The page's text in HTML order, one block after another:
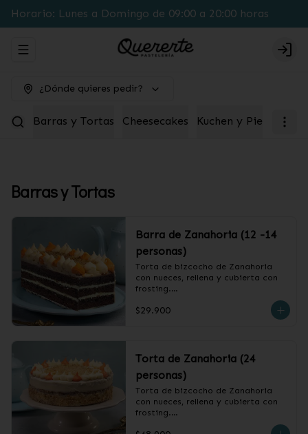
Horario: Lunes a Domingo de 09:00 a 20:00 horas
Abrir menu de navegación
¿Dónde quieres pedir?
Barras y Tortas Cheesecakes Kuchen y Pie Box
Barras y Tortas
Barra de Zanahoria (12 -14
personas)
Torta de bizcocho de Zanahoria
con nueces, rellena y cubierta con
frosting.
❄️ Producto Congelado
$29.900
Torta de Zanahoria (24
personas)
Torta de bizcocho de Zanahoria
con nueces, rellena y cubierta con
frosting.